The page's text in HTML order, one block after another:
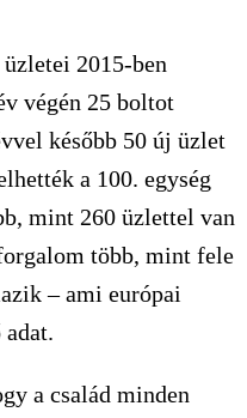
2015-ben
végén 25 boltot
később 50 új üzlet
a 100. egység
mint 260 üzlettel van
több, mint fele
– ami európai
a család minden